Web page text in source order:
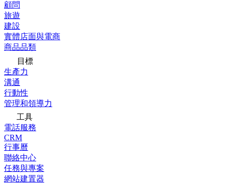
顧問
旅遊
建設
實體店面與電商
商品品類
目標
生產力
溝通
行動性
管理和領導力
工具
電話服務
CRM
行事曆
聯絡中心
任務與專案
網站建置器